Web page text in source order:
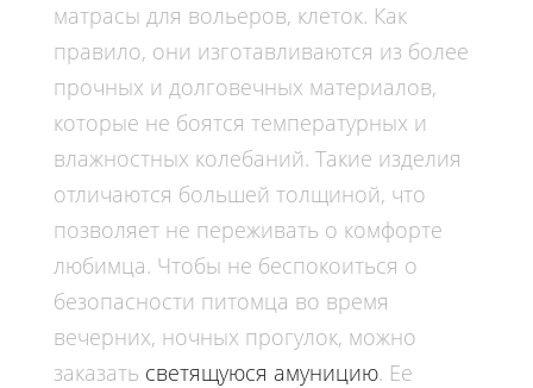
матрасы для вольеров, клеток. Как
правило, они изготавливаются из более
прочных и долговечных материалов,
которые не боятся температурных и
влажностных колебаний. Такие изделия
отличаются большей толщиной, что
позволяет не переживать о комфорте
любимца. Чтобы не беспокоиться о
безопасности питомца во время
вечерних, ночных прогулок, можно
заказать светящуюся амуницию. Ее